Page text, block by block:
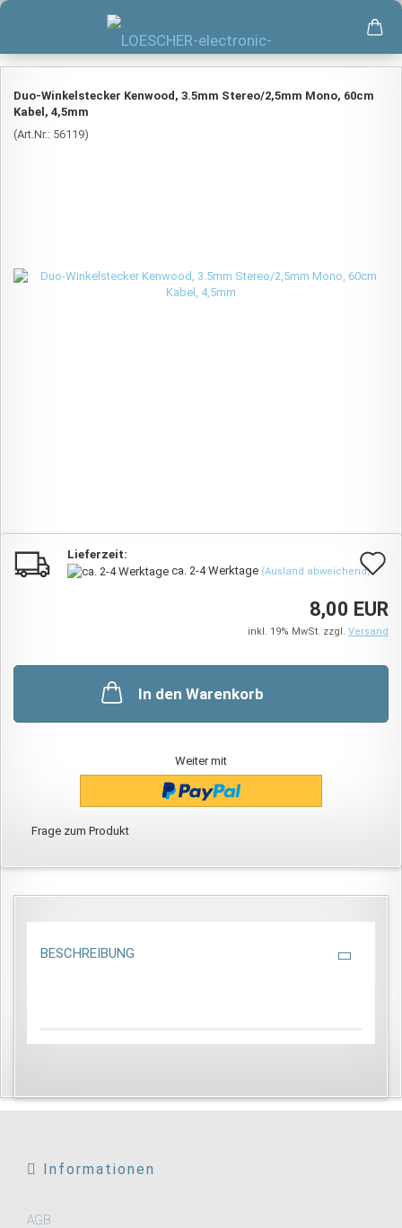
Duo-Winkelstecker Kenwood, 3.5mm Stereo/2,5mm Mono, 60cm
Kabel, 4,5mm
(Art.Nr.: 56119)
Lieferzeit:
ca. 2-4 Werktage (Ausland abweichend)
8,00 EUR
inkl. 19% MwSt. zzgl. Versand
In den Warenkorb
Weiter mit
Frage zum Produkt
BESCHREIBUNG
Informationen
AGB